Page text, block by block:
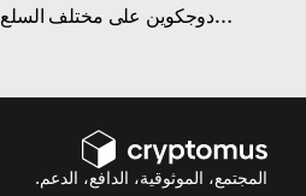
دوجكوين على مختلف السلع
المجتمع، الموثوقية، الدافع، الدعم.